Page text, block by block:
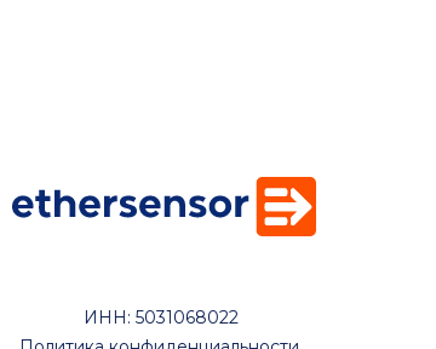
ИНН: 5031068022